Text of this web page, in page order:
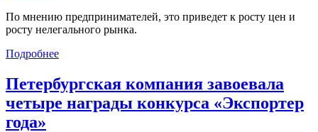
По мнению предпринимателей, это приведет к росту цен и
росту нелегального рынка.
Подробнее
Петербургская компания завоевала
четыре награды конкурса «Экспортер
года»